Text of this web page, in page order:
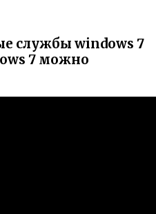
службы windows 7
7 можно